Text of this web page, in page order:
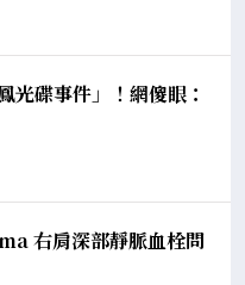
光碟事件」！網傻眼：
右肩深部靜脈血栓問